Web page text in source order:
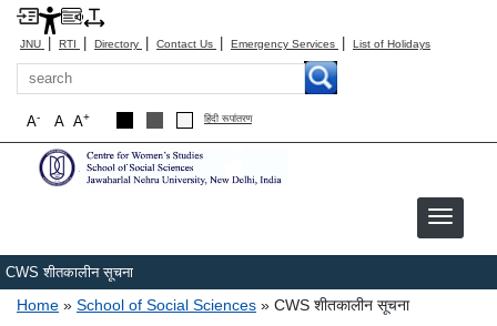
JNU | RTI | Directory | Contact Us | Emergency Services | List of Holidays
Search
A+
A
A- हिंदी रूपांतरण
CWS शीतकालीन सूचना
Breadcrumb
Home School of Social Sciences CWS शीतकालीन सूचना